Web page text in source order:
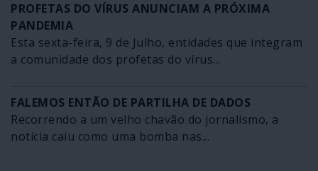
PROFETAS DO VÍRUS ANUNCIAM A PRÓXIMA
PANDEMIA
Esta sexta-feira, 9 de Julho, entidades que integram
a comunidade dos profetas do vírus...
FALEMOS ENTÃO DE PARTILHA DE DADOS
Recorrendo a um velho chavão do jornalismo, a
notícia caiu como uma bomba nas...